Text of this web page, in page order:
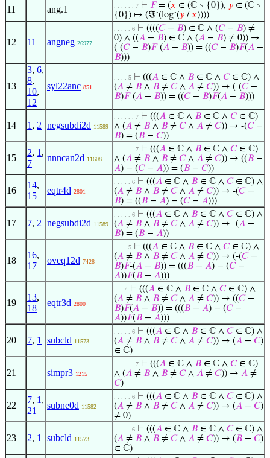
11 ang.1 . . . . . . 7 ⊢ 𝐹= (𝑥 ∈ (ℂ ∖ {0}), 𝑦 ∈ (ℂ ∖
{0}) ↦ (ℑ‘(log‘(𝑦 /𝑥))))
12 11 angneg 26977
. . . . . 6 ⊢ ((((𝐶− 𝐵) ∈ ℂ ∧ (𝐶− 𝐵) ≠
0) ∧ ((𝐴 − 𝐵) ∈ ℂ ∧ (𝐴 − 𝐵) ≠ 0)) →
(-(𝐶− 𝐵)𝐹-(𝐴 − 𝐵)) = ((𝐶− 𝐵)𝐹(𝐴 −
𝐵)))
13
3, 6,
8,
10,
12
syl22anc 851
. . . . 5 ⊢ (((𝐴 ∈ ℂ ∧ 𝐵 ∈ ℂ ∧ 𝐶∈ ℂ) ∧
(𝐴 ≠ 𝐵 ∧ 𝐵 ≠ 𝐶∧ 𝐴 ≠ 𝐶)) → (-(𝐶−
𝐵)𝐹-(𝐴 − 𝐵)) = ((𝐶− 𝐵)𝐹(𝐴 − 𝐵)))
14 1 , 2 negsubdi2d 11589
. . . . . . 7 ⊢ (((𝐴 ∈ ℂ ∧ 𝐵 ∈ ℂ ∧ 𝐶∈ ℂ)
∧ (𝐴 ≠ 𝐵 ∧ 𝐵 ≠ 𝐶∧ 𝐴 ≠ 𝐶)) → -(𝐶−
𝐵) = (𝐵 − 𝐶))
15
2, 1 ,
7
nnncan2d 11608
. . . . . . 7 ⊢ (((𝐴 ∈ ℂ ∧ 𝐵 ∈ ℂ ∧ 𝐶∈ ℂ)
∧ (𝐴 ≠ 𝐵 ∧ 𝐵 ≠ 𝐶∧ 𝐴 ≠ 𝐶)) → ((𝐵 −
𝐴) − (𝐶− 𝐴)) = (𝐵 − 𝐶))
16
14,
15
eqtr4d 2801
. . . . . 6 ⊢ (((𝐴 ∈ ℂ ∧ 𝐵 ∈ ℂ ∧ 𝐶∈ ℂ) ∧
(𝐴 ≠ 𝐵 ∧ 𝐵 ≠ 𝐶∧ 𝐴 ≠ 𝐶)) → -(𝐶−
𝐵) = ((𝐵 − 𝐴) − (𝐶− 𝐴)))
17 7, 2 negsubdi2d 11589
. . . . . 6 ⊢ (((𝐴 ∈ ℂ ∧ 𝐵 ∈ ℂ ∧ 𝐶∈ ℂ) ∧
(𝐴 ≠ 𝐵 ∧ 𝐵 ≠ 𝐶∧ 𝐴 ≠ 𝐶)) → -(𝐴 −
𝐵) = (𝐵 − 𝐴))
18
16,
17
oveq12d 7428
. . . . 5 ⊢ (((𝐴 ∈ ℂ ∧ 𝐵 ∈ ℂ ∧ 𝐶∈ ℂ) ∧
(𝐴 ≠ 𝐵 ∧ 𝐵 ≠ 𝐶∧ 𝐴 ≠ 𝐶)) → (-(𝐶−
𝐵)𝐹-(𝐴 − 𝐵)) = (((𝐵 − 𝐴) − (𝐶−
𝐴))𝐹(𝐵 − 𝐴)))
19
13,
18
eqtr3d 2800
. . . 4 ⊢ (((𝐴 ∈ ℂ ∧ 𝐵 ∈ ℂ ∧ 𝐶∈ ℂ) ∧
(𝐴 ≠ 𝐵 ∧ 𝐵 ≠ 𝐶∧ 𝐴 ≠ 𝐶)) → ((𝐶−
𝐵)𝐹(𝐴 − 𝐵)) = (((𝐵 − 𝐴) − (𝐶−
𝐴))𝐹(𝐵 − 𝐴)))
20 7, 1 subcld 11573
. . . . . 6 ⊢ (((𝐴 ∈ ℂ ∧ 𝐵 ∈ ℂ ∧ 𝐶∈ ℂ) ∧
(𝐴 ≠ 𝐵 ∧ 𝐵 ≠ 𝐶∧ 𝐴 ≠ 𝐶)) → (𝐴 − 𝐶)
∈ ℂ)
21 simpr3 1215
. . . . . . 7 ⊢ (((𝐴 ∈ ℂ ∧ 𝐵 ∈ ℂ ∧ 𝐶∈ ℂ)
∧ (𝐴 ≠ 𝐵 ∧ 𝐵 ≠ 𝐶∧ 𝐴 ≠ 𝐶)) → 𝐴 ≠
𝐶)
22
7, 1 ,
21
subne0d 11582
. . . . . 6 ⊢ (((𝐴 ∈ ℂ ∧ 𝐵 ∈ ℂ ∧ 𝐶∈ ℂ) ∧
(𝐴 ≠ 𝐵 ∧ 𝐵 ≠ 𝐶∧ 𝐴 ≠ 𝐶)) → (𝐴 − 𝐶)
≠ 0)
23 2, 1 subcld 11573
. . . . . 6 ⊢ (((𝐴 ∈ ℂ ∧ 𝐵 ∈ ℂ ∧ 𝐶∈ ℂ) ∧
(𝐴 ≠ 𝐵 ∧ 𝐵 ≠ 𝐶∧ 𝐴 ≠ 𝐶)) → (𝐵 − 𝐶)
∈ ℂ)